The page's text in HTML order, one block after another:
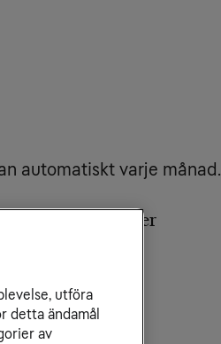
automatiskt varje månad.
artikel innehåller
utföra
detta ändamål
av